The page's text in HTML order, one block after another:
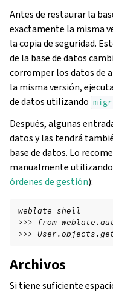
Antes de restaurar la
exactamente la misma
la copia de seguridad.
de la base de datos
corromper los datos de
la misma versión,
de datos utilizando
Después, algunas
datos y las tendrá
base de datos. Lo
manualmente
órdenes de gestión):
weblate shell
>>> from
>>>
Archivos
Si tiene suficiente